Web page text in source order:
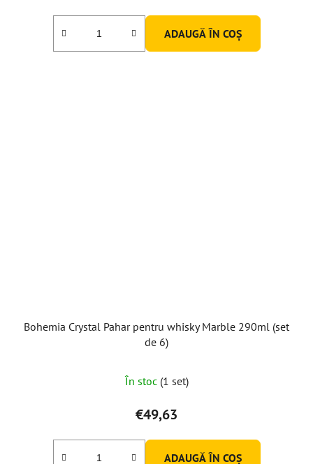
ADAUGĂ ÎN COŞ
Bohemia Crystal Pahar pentru whisky Marble 290ml (set
de 6)
În stoc (1 set)
€49,63
ADAUGĂ ÎN COŞ